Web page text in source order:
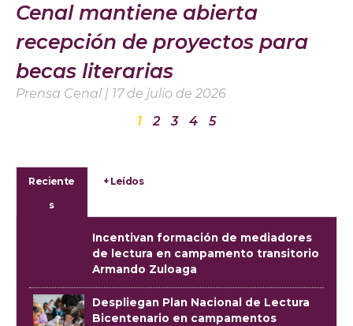
Cenal mantiene abierta
recepción de proyectos para
becas literarias
Prensa Cenal
17 de julio de 2026
1
2 3 4 5
Reciente
s
+ Leídos
Incentivan formación de mediadores
de lectura en campamento transitorio
Armando Zuloaga
Despliegan Plan Nacional de Lectura
Bicentenario en campamentos